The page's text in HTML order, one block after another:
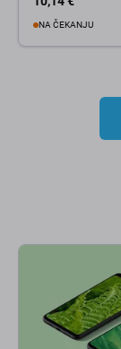
NA ČEKANJU